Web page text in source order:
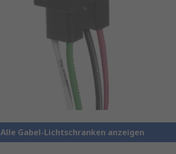
Alle Gabel-Lichtschranken anzeigen